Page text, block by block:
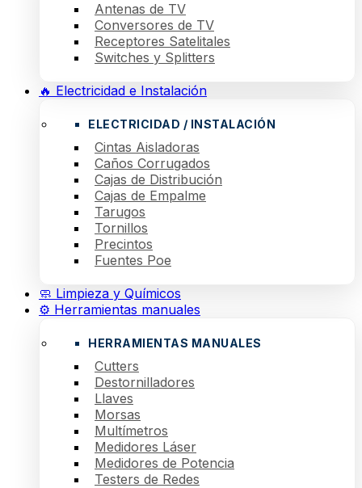
Antenas de TV
Conversores de TV
Receptores Satelitales
Switches y Splitters
🔥 Electricidad e Instalación
ELECTRICIDAD / INSTALACIÓN
Cintas Aisladoras
Caños Corrugados
Cajas de Distribución
Cajas de Empalme
Tarugos
Tornillos
Precintos
Fuentes Poe
🧼 Limpieza y Químicos
⚙️ Herramientas manuales
HERRAMIENTAS MANUALES
Cutters
Destornilladores
Llaves
Morsas
Multímetros
Medidores Láser
Medidores de Potencia
Testers de Redes